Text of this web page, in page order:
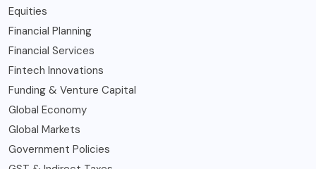
Equities
Financial Planning
Financial Services
Fintech Innovations
Funding & Venture Capital
Global Economy
Global Markets
Government Policies